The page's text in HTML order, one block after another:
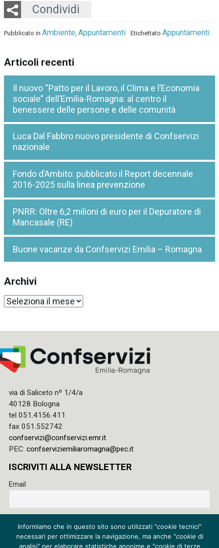
Condividi
Twitter
LinkedIn
Email
Whatsapp
Pubblicato in Ambiente, Appuntamenti Etichettato Appuntamenti
Articoli recenti
Il nuovo “Patto per il Lavoro, il Clima e l’Economia
sociale” dell’Emilia-Romagna: al centro il
benessere delle persone e delle comunità
Luca Dal Fabbro nuovo presidente di Confservizi
nazionale
Fondo d’Ambito: pubblicato il Report decennale
2016-2025 sulla linea prevenzione
PNRR: Oltre 6,2 milioni di euro per il Depuratore di
Mancasale (RE)
Buone vacanze da Confservizi Emilia – Romagna
Archivi
Archivi
via di Saliceto nº 1/4/a
40128 Bologna
tel 051.4156.411
fax 051.552742
confservizi@confservizi.emr.it
PEC: confserviziemiliaromagna@pec.it
ISCRIVITI ALLA NEWSLETTER
Email
al trattamento dei miei dati
Privacy policy
Informiamo che in questo sito sono utilizzati "cookie tecnici"
necessari per ottimizzare la navigazione, ma anche "cookie di
analisi" per elaborare statistiche anonime e "cookie di terze